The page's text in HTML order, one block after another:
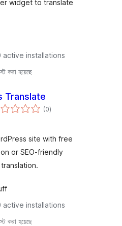
widget to translate
active installations
করা হয়েছে
Translate
(0total
ratings
)
site with free
or SEO-friendly
active installations
করা হয়েছে